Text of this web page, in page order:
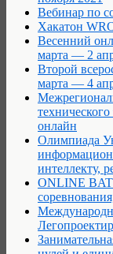
Вебинар по
Хакатон
Весенний
марта — 2
Второй
марта — 4
онлайн
Олимпиада
интеллекту,
ONLINE